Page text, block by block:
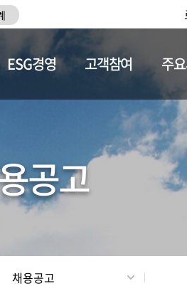
채용정보
ESG경영 고객참여 주
공고
채용공고